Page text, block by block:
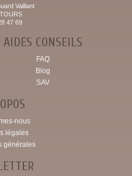
Vaillant
47 69
AIDES CONSEILS
FAQ
Blog
SAV
nous
légales
générales